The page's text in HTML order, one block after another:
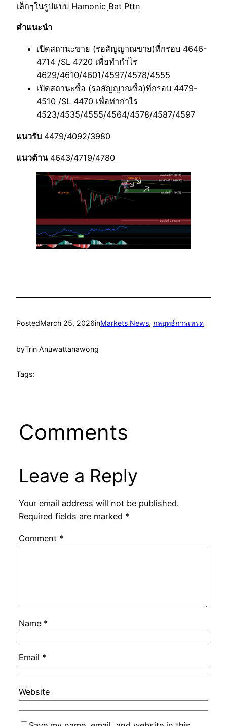
เล็กๆในรูปแบบ Hamonic ฺBat Pttn
คำแนะนำ
เปิดสถานะขาย (รอสัญญาณขาย)ที่กรอบ 4646-
4714 /SL 4720 เพื่อทำกำไร
4629/4610/4601/4597/4578/4555
เปิดสถานะซื้อ (รอสัญญาณซื้อ)ที่กรอบ 4479-
4510 /SL 4470 เพื่อทำกำไร
4523/4535/4555/4564/4578/4587/4597
แนวรับ 4479/4092/3980
แนวต้าน4643/4719/4780
PostedMarch 25, 2026inMarkets News, กลยุทธ์การเทรด
byTrin Anuwattanawong
Tags:
Comments
Leave a Reply
Your email address will not be published.
Required fields are marked *
Comment *
Name *
Email *
Website